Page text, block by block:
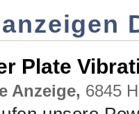
Plate
Anzeige, 6845